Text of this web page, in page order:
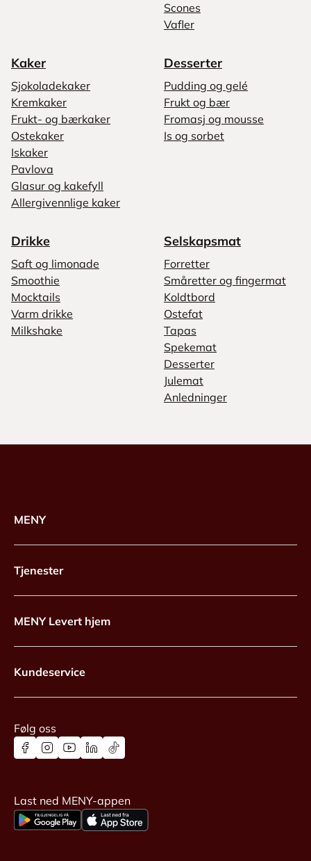
Scones
Vafler
Kaker
Sjokoladekaker
Kremkaker
Frukt- og bærkaker
Ostekaker
Iskaker
Pavlova
Glasur og kakefyll
Allergivennlige kaker
Desserter
Pudding og gelé
Frukt og bær
Fromasj og mousse
Is og sorbet
Drikke
Saft og limonade
Smoothie
Mocktails
Varm drikke
Milkshake
Selskapsmat
Forretter
Småretter og fingermat
Koldtbord
Ostefat
Tapas
Spekemat
Desserter
Julemat
Anledninger
MENY
Tjenester
MENY Levert hjem
Kundeservice
Følg oss
Last ned MENY-appen